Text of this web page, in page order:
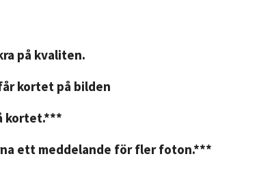
på kvaliten.
kortet på bilden
kortet.***
ett meddelande för fler foton.***